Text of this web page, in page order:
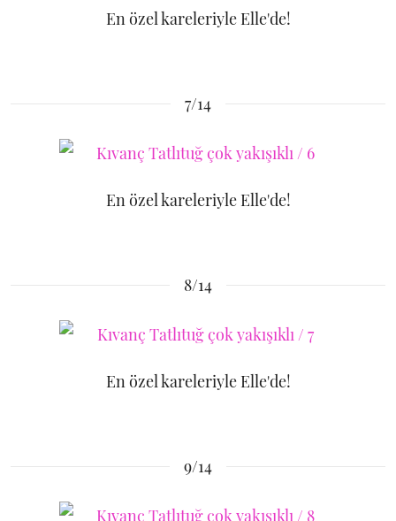
En özel kareleriyle Elle'de!
7/14
En özel kareleriyle Elle'de!
8/14
En özel kareleriyle Elle'de!
9/14